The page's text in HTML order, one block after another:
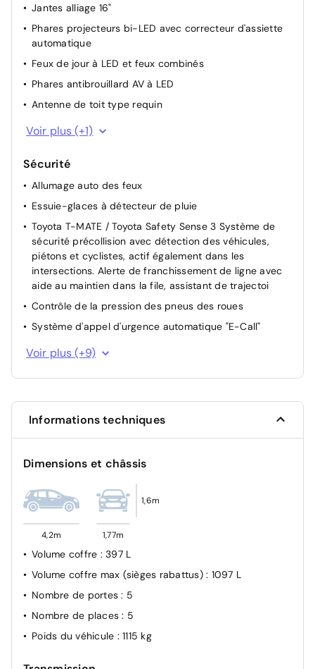
Jantes alliage 16"
Phares projecteurs bi-LED avec correcteur d'assiette
automatique
Feux de jour à LED et feux combinés
Phares antibrouillard AV à LED
Antenne de toit type requin
Rails de toit
Voir plus (+1)
Sécurité
Allumage auto des feux
Essuie-glaces à détecteur de pluie
Toyota T-MATE / Toyota Safety Sense 3 Système de
sécurité précollision avec détection des véhicules,
piétons et cyclistes, actif également dans les
intersections. Alerte de franchissement de ligne avec
aide au maintien dans la file, assistant de trajectoi
Contrôle de la pression des pneus des roues
Système d'appel d'urgence automatique "E-Call"
Lecture des panneaux de signalisation
détection des piétons/cyclistes
assistance au maintien dans la voie
ISOFIX ar
Airbags frontaux et latéraux AV
ABS
Voir plus (+9)
Informations techniques
Dimensions et châssis
4,2m 1,77m
1,6m
Volume coffre : 397 L
Volume coffre max (sièges rabattus) : 1097 L
Nombre de portes: 5
Nombre de places: 5
Poids du véhicule : 1115 kg